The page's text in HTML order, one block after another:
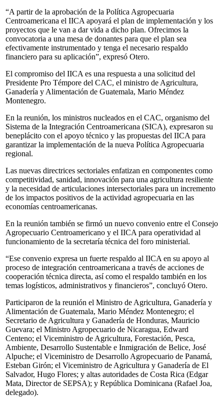
“A partir de la aprobación de la Política Agropecuaria
Centroamericana el IICA apoyará el plan de implementación y los
proyectos que le van a dar vida a dicho plan. Ofrecimos la
convocatoria a una mesa de donantes para que el plan sea
efectivamente instrumentado y tenga el necesario respaldo
financiero para su aplicación”, expresó Otero.
El compromiso del IICA es una respuesta a una solicitud del
Presidente Pro Témpore del CAC, el ministro de Agricultura,
Ganadería y Alimentación de Guatemala, Mario Méndez
Montenegro.
En la reunión, los ministros nucleados en el CAC, organismo del
Sistema de la Integración Centroamericana (SICA), expresaron su
beneplácito con el apoyo técnico y las propuestas del IICA para
garantizar la implementación de la nueva Política Agropecuaria
regional.
Las nuevas directrices sectoriales enfatizan en componentes como
competitividad, sanidad, innovación para una agricultura resiliente
y la necesidad de articulaciones intersectoriales para un incremento
de los impactos positivos de la actividad agropecuaria en las
economías centroamericanas.
En la reunión también se firmó un nuevo convenio entre el Consejo
Agropecuario Centroamericano y el IICA para operatividad al
funcionamiento de la secretaría técnica del foro ministerial.
“Ese convenio expresa un fuerte respaldo al IICA en su apoyo al
proceso de integración centroamericana a través de acciones de
cooperación técnica directa, así como el respaldo también en los
temas logísticos, administrativos y financieros”, concluyó Otero.
Participaron de la reunión el Ministro de Agricultura, Ganadería y
Alimentación de Guatemala, Mario Méndez Montenegro; el
Secretario de Agricultura y Ganadería de Honduras, Mauricio
Guevara; el Ministro Agropecuario de Nicaragua, Edward
Centeno; el Viceministro de Agricultura, Forestación, Pesca,
Ambiente, Desarrollo Sustentable e Inmigración de Belice, José
Alpuche; el Viceministro de Desarrollo Agropecuario de Panamá,
Esteban Girón; el Viceministro de Agricultura y Ganadería de El
Salvador, Hugo Flores; y altas autoridades de Costa Rica (Edgar
Mata, Director de SEPSA); y República Dominicana (Rafael Joa,
delegado).